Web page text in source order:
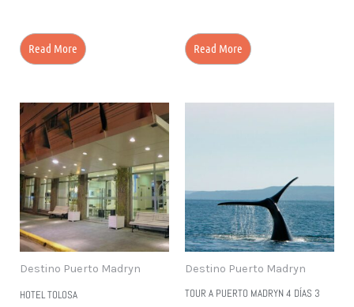
Read More Read More
Destino Puerto Madryn
HOTEL TOLOSA
Destino Puerto Madryn
TOUR A PUERTO MADRYN 4 DÍAS 3